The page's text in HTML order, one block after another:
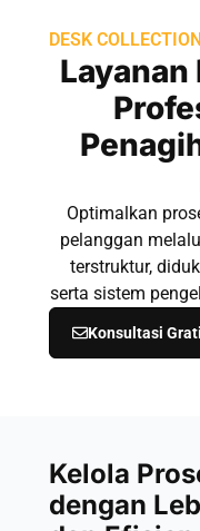
DESK
Optimalkan
pelanggan
terstruktur,
serta sistem
Konsultasi
Kelola
dengan